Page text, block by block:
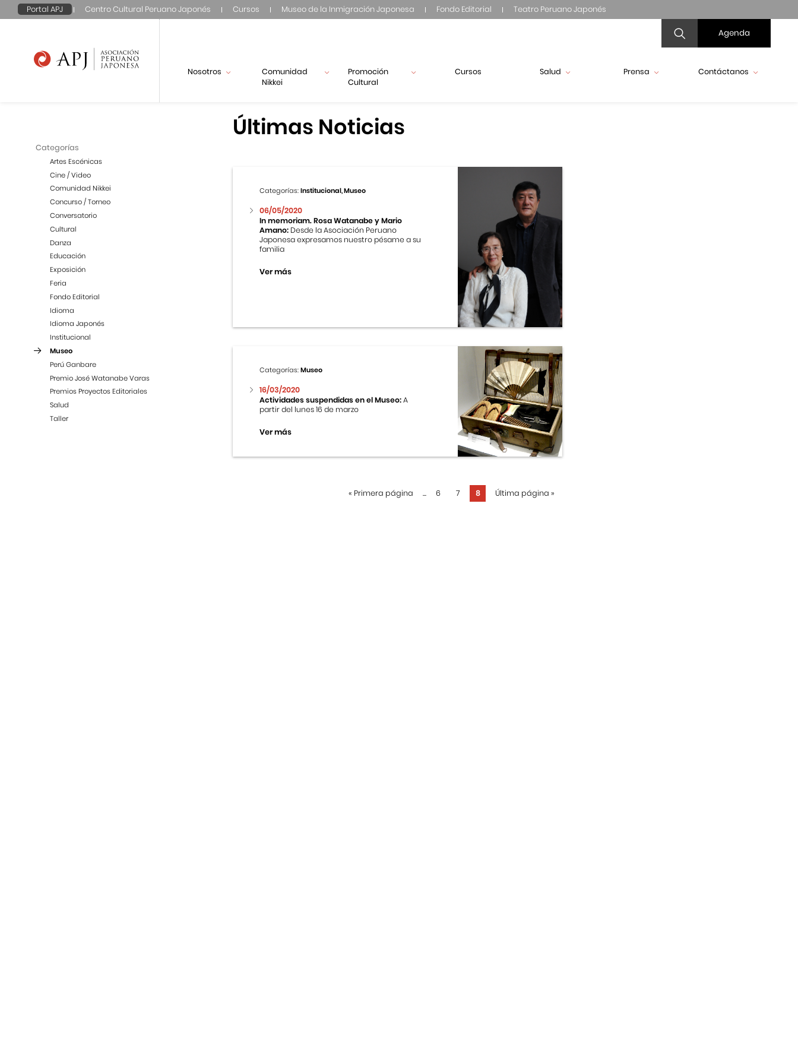
Portal APJ Centro Cultural Peruano Japonés Cursos Museo de la Inmigración Japonesa Fondo Editorial Teatro Peruano Japonés
Agenda
Nosotros
Comunidad
Nikkei
Promoción
Cultural
Cursos Salud Prensa Contáctanos
Categorías
Artes Escénicas
Cine / Video
Comunidad Nikkei
Concurso / Torneo
Conversatorio
Cultural
Danza
Educación
Exposición
Feria
Fondo Editorial
Idioma
Idioma Japonés
Institucional
Museo
Perú Ganbare
Premio José Watanabe Varas
Premios Proyectos Editoriales
Salud
Taller
Últimas Noticias
Categorías:Institucional, Museo
06/05/2020
In memoriam. Rosa Watanabe y Mario
Amano: Desde la Asociación Peruano
Japonesa expresamos nuestro pésame a su
familia
Ver más
Categorías:Museo
16/03/2020
Actividades suspendidas en el Museo:A
partir del lunes 16 de marzo
Ver más
« Primera página ... 6 7 8 Última página »